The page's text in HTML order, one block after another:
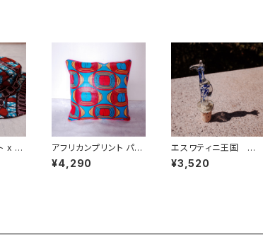
x 播
アフリカンプリント パイ
ピング仕上げクッション
カバー monitor
¥4,290
エスワティニ王国 手
吹きスワジグラス アニ
マルボトル ストッパー(G
¥3,520